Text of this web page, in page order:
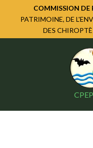
COMMISSION DE
PATRIMOINE, DE
DES